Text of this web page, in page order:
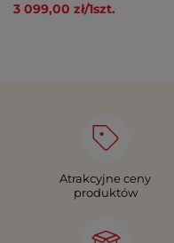
3 099,00 zł/1szt.
Atrakcyjne ceny
produktów